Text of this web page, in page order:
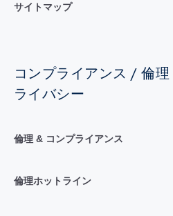
サイトマップ
コンプライアンス / 倫
ライバシー
倫理 & コンプライアンス
倫理ホットライン